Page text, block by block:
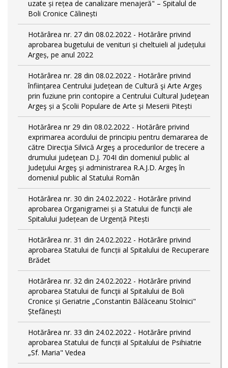
uzate și rețea de canalizare menajeră" – Spitalul de
Boli Cronice Călinești
Hotărârea nr. 27 din 08.02.2022 - Hotărâre privind
aprobarea bugetului de venituri și cheltuieli al județului
Argeș, pe anul 2022
Hotărârea nr. 28 din 08.02.2022 - Hotărâre privind
înființarea Centrului Județean de Cultură şi Arte Argeș
prin fuziune prin contopire a Centrului Cultural Judeţean
Argeş și a Școlii Populare de Arte și Meserii Pitești
Hotărârea nr 29 din 08.02.2022 - Hotărâre privind
exprimarea acordului de principiu pentru demararea de
către Direcţia Silvică Argeş a procedurilor de trecere a
drumului judeţean D.J. 704I din domeniul public al
Judeţului Argeş şi administrarea R.A.J.D. Argeş în
domeniul public al Statului Român
Hotărârea nr. 30 din 24.02.2022 - Hotărâre privind
aprobarea Organigramei și a Statului de funcții ale
Spitalului Județean de Urgență Pitești
Hotărârea nr. 31 din 24.02.2022 - Hotărâre privind
aprobarea Statului de funcții al Spitalului de Recuperare
Brădet
Hotărârea nr. 32 din 24.02.2022 - Hotărâre privind
aprobarea Statului de funcţii al Spitalului de Boli
Cronice și Geriatrie „Constantin Bălăceanu Stolnici"
Ștefănești
Hotărârea nr. 33 din 24.02.2022 - Hotărâre privind
aprobarea Statului de funcții al Spitalului de Psihiatrie
„Sf. Maria" Vedea